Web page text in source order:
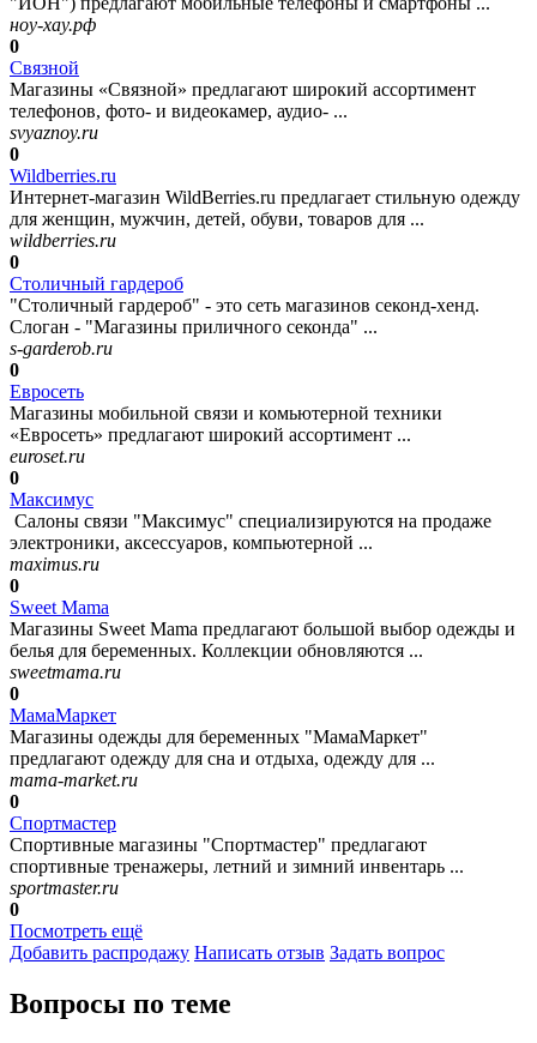
ноу-хау.рф
0
Связной
Магазины «Связной» предлагают широкий ассортимент
телефонов, фото- и видеокамер, аудио- ...
svyaznoy.ru
0
Wildberries.ru
Интернет-магазин WildBerries.ru предлагает стильную одежду
для женщин, мужчин, детей, обуви, товаров для ...
wildberries.ru
0
Столичный гардероб
"Столичный гардероб" - это сеть магазинов секонд-хенд.
Слоган - "Магазины приличного секонда" ...
s-garderob.ru
0
Евросеть
Магазины мобильной связи и комьютерной техники
«Евросеть» предлагают широкий ассортимент ...
euroset.ru
0
Максимус
Салоны связи "Максимус" специализируются на продаже
электроники, аксессуаров, компьютерной ...
maximus.ru
0
Sweet Mama
Магазины Sweet Mama предлагают большой выбор одежды и
белья для беременных. Коллекции обновляются ...
sweetmama.ru
0
МамаМаркет
Магазины одежды для беременных "МамаМаркет"
предлагают одежду для сна и отдыха, одежду для ...
mama-market.ru
0
Спортмастер
Спортивные магазины "Спортмастер" предлагают
спортивные тренажеры, летний и зимний инвентарь ...
sportmaster.ru
0
Посмотреть ещё
Добавить раcпродажу Написать отзыв Задать вопрос
Вопросы по теме